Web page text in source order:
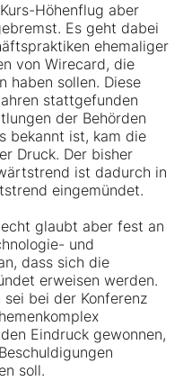
Höhenflug aber
Es geht dabei
ehemaliger
von Wirecard, die
haben sollen. Diese
stattgefunden
der Behörden
bekannt ist, kam die
Druck. Der bisher
ist dadurch in
eingemündet.
glaubt aber fest an
und
dass sich die
erweisen werden.
bei der Konferenz
Eindruck gewonnen,
soll.